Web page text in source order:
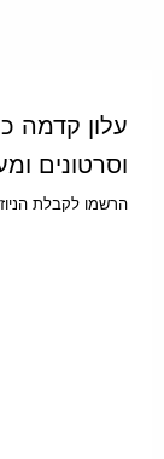
עלון קדמה
וסרטונים
הרשמו לקבלת